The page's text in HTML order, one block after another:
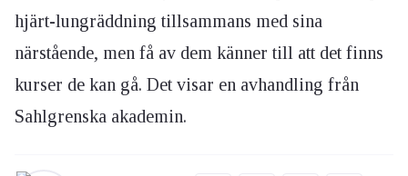
hjärt-lungräddning tillsammans med sina
närstående, men få av dem känner till att det finns
kurser de kan gå. Det visar en avhandling från
Sahlgrenska akademin.